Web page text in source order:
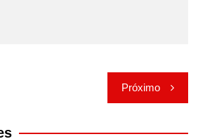
Próximo